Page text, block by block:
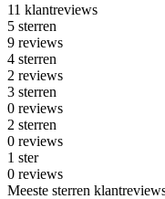
11 klantreviews
5 sterren
9 reviews
4 sterren
2 reviews
3 sterren
0 reviews
2 sterren
0 reviews
1 ster
0 reviews
Meeste sterren